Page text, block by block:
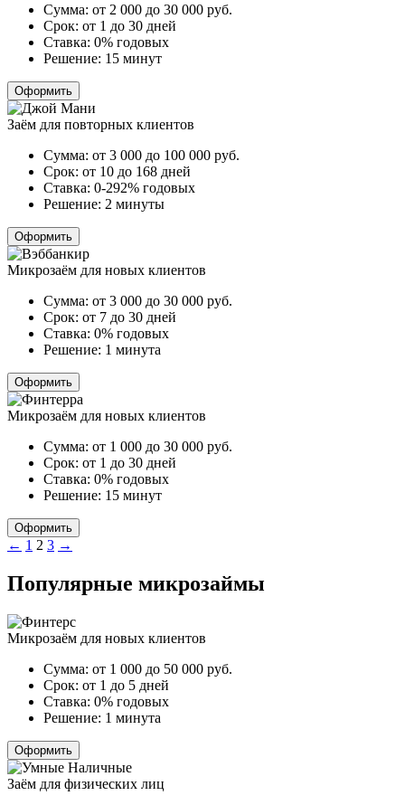
Сумма: от 2 000 до 30 000 руб.
Срок: от 1 до 30 дней
Ставка: 0% годовых
Решение: 15 минут
Оформить
Заём для повторных клиентов
Сумма: от 3 000 до 100 000 руб.
Срок: от 10 до 168 дней
Ставка: 0-292% годовых
Решение: 2 минуты
Оформить
Микрозаём для новых клиентов
Сумма: от 3 000 до 30 000 руб.
Срок: от 7 до 30 дней
Ставка: 0% годовых
Решение: 1 минута
Оформить
Микрозаём для новых клиентов
Сумма: от 1 000 до 30 000 руб.
Срок: от 1 до 30 дней
Ставка: 0% годовых
Решение: 15 минут
Оформить
Пагинация
← 1 2 3 →
Популярные микрозаймы
Микрозаём для новых клиентов
Сумма: от 1 000 до 50 000 руб.
Срок: от 1 до 5 дней
Ставка: 0% годовых
Решение: 1 минута
Оформить
Заём для физических лиц